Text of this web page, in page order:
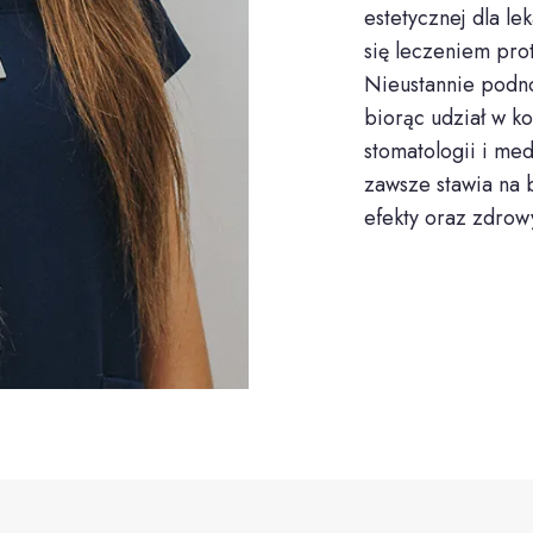
estetycznej dla
się leczeniem
Nieustannie
biorąc udział w
stomatologii i
zawsze stawia
efekty oraz